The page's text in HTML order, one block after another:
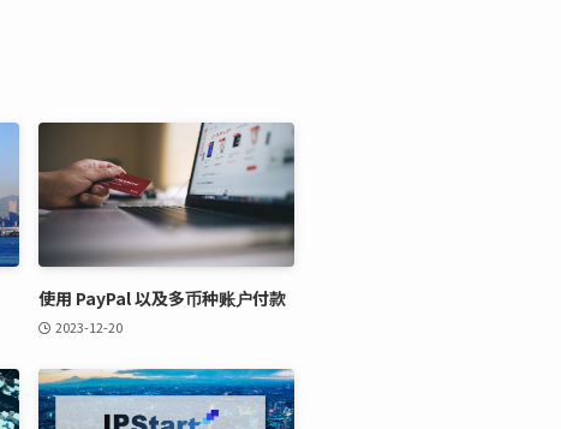
使用 PayPal 以及多币种账户付款
2023-12-20